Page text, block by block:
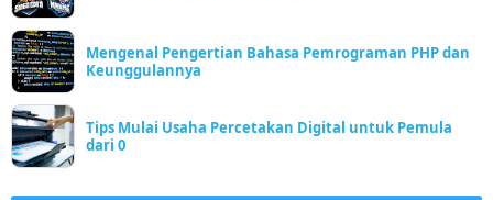
Mengenal Pengertian Bahasa Pemrograman PHP dan
Keunggulannya
Tips Mulai Usaha Percetakan Digital untuk Pemula
dari 0